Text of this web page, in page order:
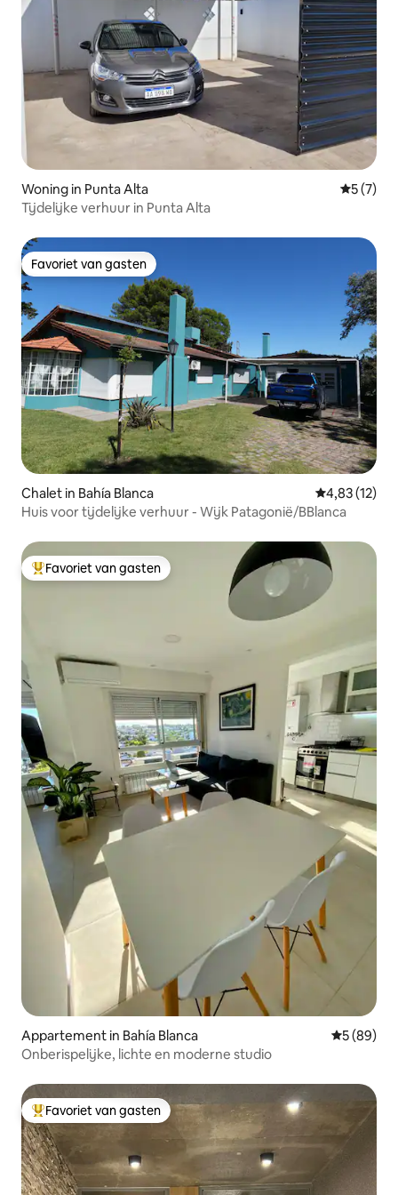
Woning in Punta Alta
5 (7)
Tijdelijke verhuur in Punta Alta
Favoriet van gasten
Favoriet van gasten
Chalet in Bahía Blanca Gemiddelde
4,83 (12)
Huis voor tijdelijke verhuur - Wijk Patagonië/BBlanca
Topfavoriet van gasten
Favoriet van gasten
Appartement in Bahía Blanca
5 (89)
Onberispelijke, lichte en moderne studio
Topfavoriet van gasten
Favoriet van gasten